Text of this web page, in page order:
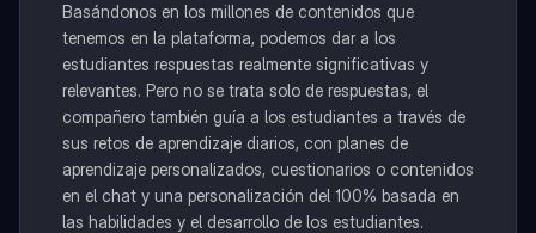
Basándonos en los millones de contenidos que
tenemos en la plataforma, podemos dar a los
estudiantes respuestas realmente significativas y
relevantes. Pero no se trata solo de respuestas, el
compañero también guía a los estudiantes a través de
sus retos de aprendizaje diarios, con planes de
aprendizaje personalizados, cuestionarios o contenidos
en el chat y una personalización del 100% basada en
las habilidades y el desarrollo de los estudiantes.